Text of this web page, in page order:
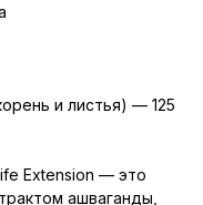
и листья) — 125
Extension — это
ашваганды,